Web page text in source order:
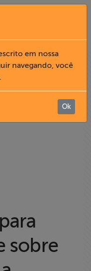
sobre
em nossa
navegando, você
Ok